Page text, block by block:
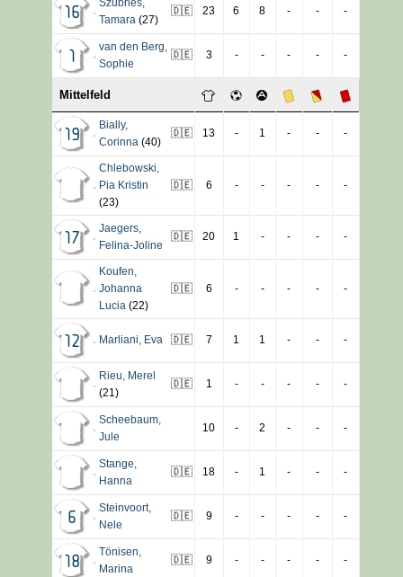
16
Szubries,
Tamara (27)
🇩🇪 23 6 8 - - -
1
van den Berg,
Sophie
🇩🇪 3 - - - - -
Mittelfeld
19
Bially,
Corinna (40)
🇩🇪 13 - 1 - - -
Chlebowski,
Pia Kristin
(23)
🇩🇪 6 - - - - -
17
Jaegers,
Felina-Joline
🇩🇪 20 1 - - - -
Koufen,
Johanna
Lucia (22)
🇩🇪 6 - - - - -
12 Marliani, Eva 🇩🇪 7 1 1 - - -
Rieu, Merel
(21)
🇩🇪 1 - - - - -
Scheebaum,
Jule
10 - 2 - - -
Stange,
Hanna
🇩🇪 18 - 1 - - -
6
Steinvoort,
Nele
🇩🇪 9 - - - - -
18
Tönisen,
Marina
🇩🇪 9 - - - - -